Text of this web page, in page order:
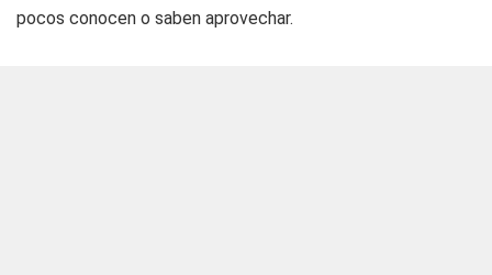
pocos conocen o saben aprovechar.